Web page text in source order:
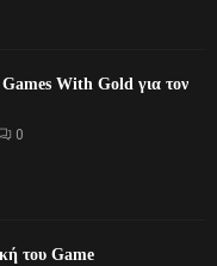
With Gold για τον
0
του Game